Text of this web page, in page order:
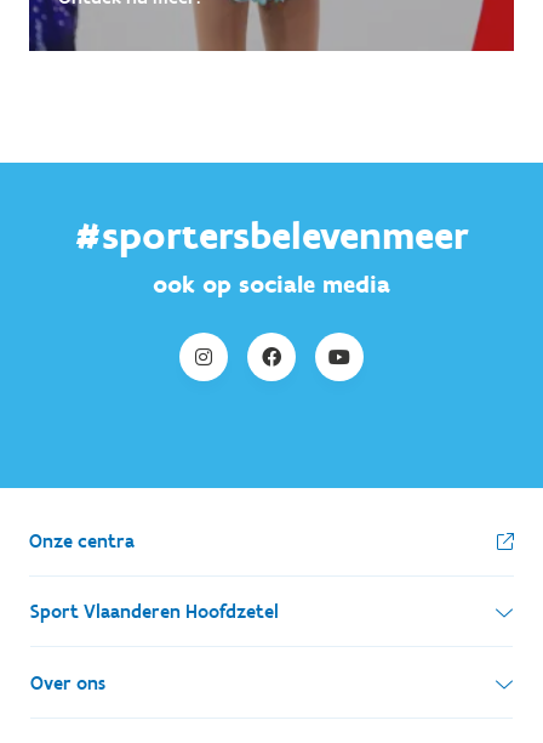
#sportersbelevenmeer
ook op sociale media
Onze centra
Sport Vlaanderen Hoofdzetel
Simon Bolivarlaan 17
1000 Brussel
Over ons